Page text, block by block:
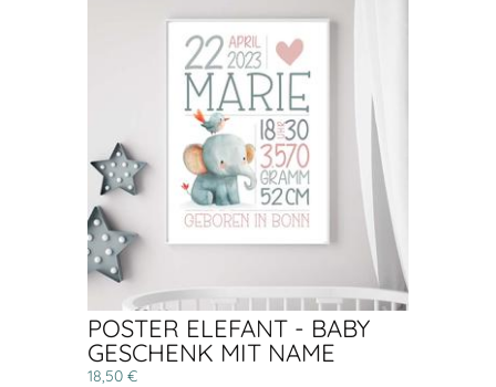
POSTER ELEFANT - BABY
GESCHENK MIT NAME
18,50 €